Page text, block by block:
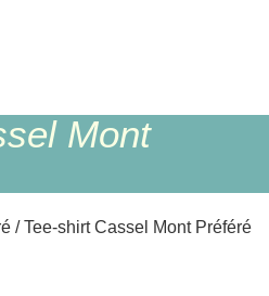
Mont
/ Tee-shirt Cassel Mont Préféré